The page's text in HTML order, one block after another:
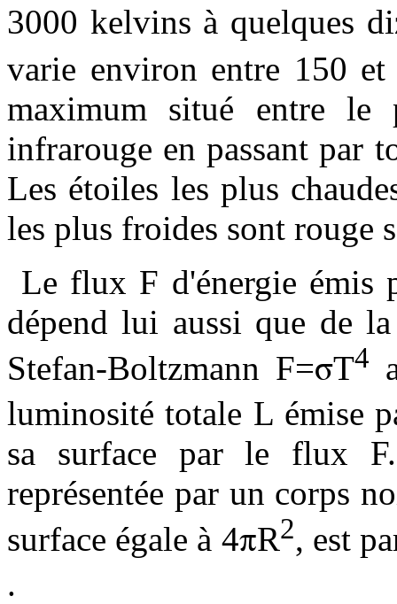
3000 kelvins à quelques
varie environ entre 150
maximum situé entre le
infrarouge en passant par
Les étoiles les plus
les plus froides sont rouge
Le flux F d'énergie émis
dépend lui aussi que de
Stefan-Boltzmann F=σT4
luminosité totale L émise
sa surface par le flux
représentée par un corps
surface égale à 4πR2, est
.